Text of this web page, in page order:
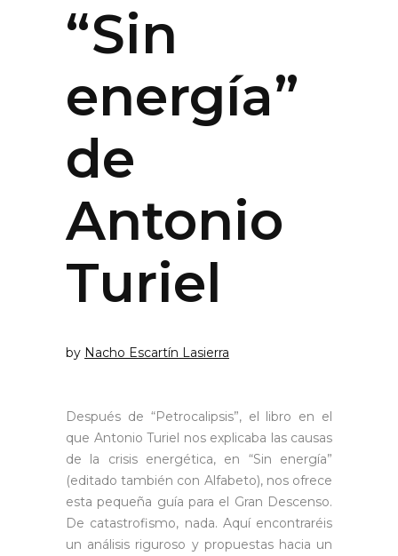
“Sin
energía”
de
Antonio
Turiel
by Nacho Escartín Lasierra
Después de “Petrocalipsis”, el libro en el
que Antonio Turiel nos explicaba las causas
de la crisis energética, en “Sin energía”
(editado también con Alfabeto), nos ofrece
esta pequeña guía para el Gran Descenso.
De catastrofismo, nada. Aquí encontraréis
un análisis riguroso y propuestas hacia un